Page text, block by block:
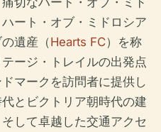
ート・オブ・ミドロシア
遺産（Hearts FC）を称
ージ・トレイルの出発点
マークを訪問者に提供し
とビクトリア朝時代の建
して卓越した交通アクセ